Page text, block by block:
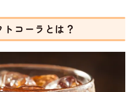
アニス）
ズ
コーラとは？